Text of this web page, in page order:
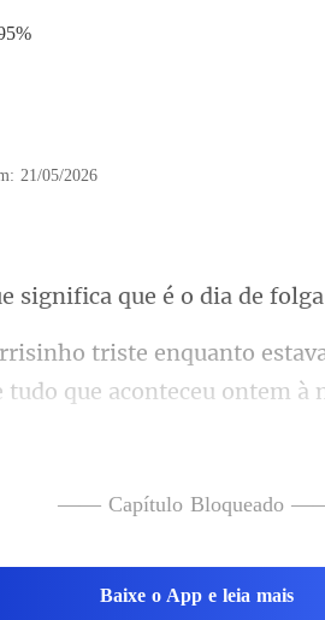
21/05/2026
significa que é o di
tudo que aconteceu ontem
—— Capítulo Bloqueado
Baixe o App e leia mais